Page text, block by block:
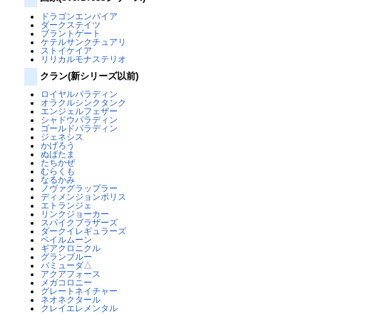
ドラゴンエンパイア
ダークステイツ
ブラントゲート
ケテルサンクチュアリ
ストイケイア
リリカルモナステリオ
クラン(新シリーズ以前)
ロイヤルパラディン
オラクルシンクタンク
エンジェルフェザー
シャドウパラディン
ゴールドパラディン
ジェネシス
かげろう
ぬばたま
たちかぜ
むらくも
なるかみ
ノヴァグラップラー
ディメンジョンポリス
エトランジェ
リンクジョーカー
スパイクブラザーズ
ダークイレギュラーズ
ペイルムーン
ギアクロニクル
グランブルー
バミューダ△
アクアフォース
メガコロニー
グレートネイチャー
ネオネクタール
クレイエレメンタル